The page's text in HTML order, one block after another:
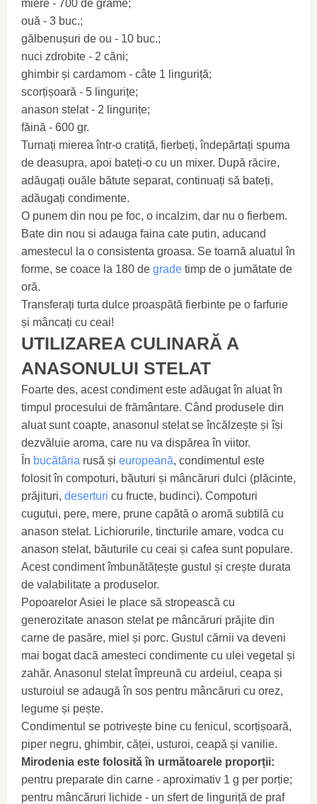
miere - 700 de grame;
ouă - 3 buc.;
gălbenușuri de ou - 10 buc.;
nuci zdrobite - 2 căni;
ghimbir și cardamom - câte 1 linguriță;
scorțișoară - 5 lingurițe;
anason stelat - 2 lingurițe;
făină - 600 gr.
Turnați mierea într-o cratiță, fierbeți, îndepărtați spuma
de deasupra, apoi bateți-o cu un mixer. După răcire,
adăugați ouăle bătute separat, continuați să bateți,
adăugați condimente.
O punem din nou pe foc, o incalzim, dar nu o fierbem.
Bate din nou si adauga faina cate putin, aducand
amestecul la o consistenta groasa. Se toarnă aluatul în
forme, se coace la 180 de grade timp de o jumătate de
oră.
Transferați turta dulce proaspătă fierbinte pe o farfurie
și mâncați cu ceai!
UTILIZAREA CULINARĂ A
ANASONULUI STELAT
Foarte des, acest condiment este adăugat în aluat în
timpul procesului de frământare. Când produsele din
aluat sunt coapte, anasonul stelat se încălzește și își
dezvăluie aroma, care nu va dispărea în viitor.
În bucătăria rusă și europeană, condimentul este
folosit în compoturi, băuturi și mâncăruri dulci (plăcinte,
prăjituri, deserturi cu fructe, budinci). Compoturi
cugutui, pere, mere, prune capătă o aromă subtilă cu
anason stelat. Lichiorurile, tincturile amare, vodca cu
anason stelat, băuturile cu ceai și cafea sunt populare.
Acest condiment îmbunătățește gustul și crește durata
de valabilitate a produselor.
Popoarelor Asiei le place să stropească cu
generozitate anason stelat pe mâncăruri prăjite din
carne de pasăre, miel și porc. Gustul cărnii va deveni
mai bogat dacă amesteci condimente cu ulei vegetal și
zahăr. Anasonul stelat împreună cu ardeiul, ceapa și
usturoiul se adaugă în sos pentru mâncăruri cu orez,
legume și pește.
Condimentul se potrivește bine cu fenicul, scorțișoară,
piper negru, ghimbir, căței, usturoi, ceapă și vanilie.
Mirodenia este folosită în următoarele proporții:
pentru preparate din carne - aproximativ 1 g per porție;
pentru mâncăruri lichide - un sfert de linguriță de praf